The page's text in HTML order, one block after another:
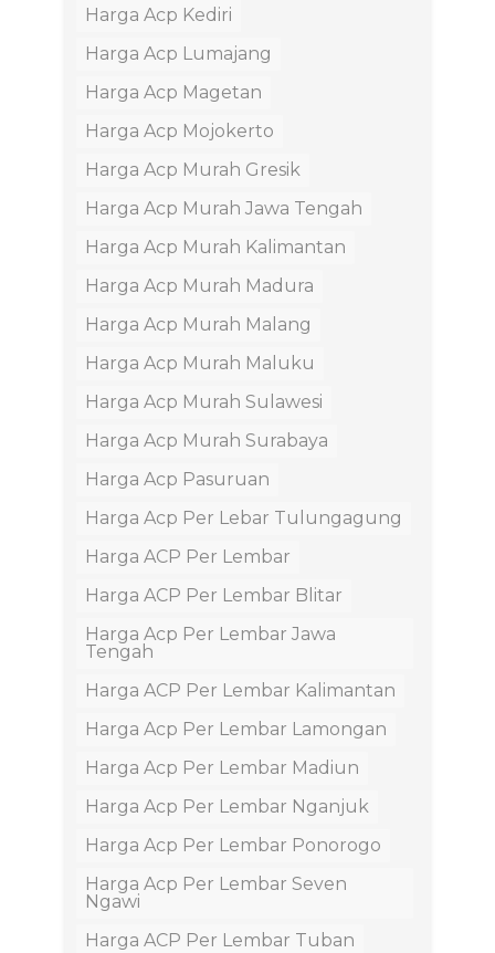
Harga Acp Kediri
Harga Acp Lumajang
Harga Acp Magetan
Harga Acp Mojokerto
Harga Acp Murah Gresik
Harga Acp Murah Jawa Tengah
Harga Acp Murah Kalimantan
Harga Acp Murah Madura
Harga Acp Murah Malang
Harga Acp Murah Maluku
Harga Acp Murah Sulawesi
Harga Acp Murah Surabaya
Harga Acp Pasuruan
Harga Acp Per Lebar Tulungagung
Harga ACP Per Lembar
Harga ACP Per Lembar Blitar
Harga Acp Per Lembar Jawa
Tengah
Harga ACP Per Lembar Kalimantan
Harga Acp Per Lembar Lamongan
Harga Acp Per Lembar Madiun
Harga Acp Per Lembar Nganjuk
Harga Acp Per Lembar Ponorogo
Harga Acp Per Lembar Seven
Ngawi
Harga ACP Per Lembar Tuban